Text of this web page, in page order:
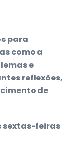
para
como a
e
reflexões,
de
sextas-feiras